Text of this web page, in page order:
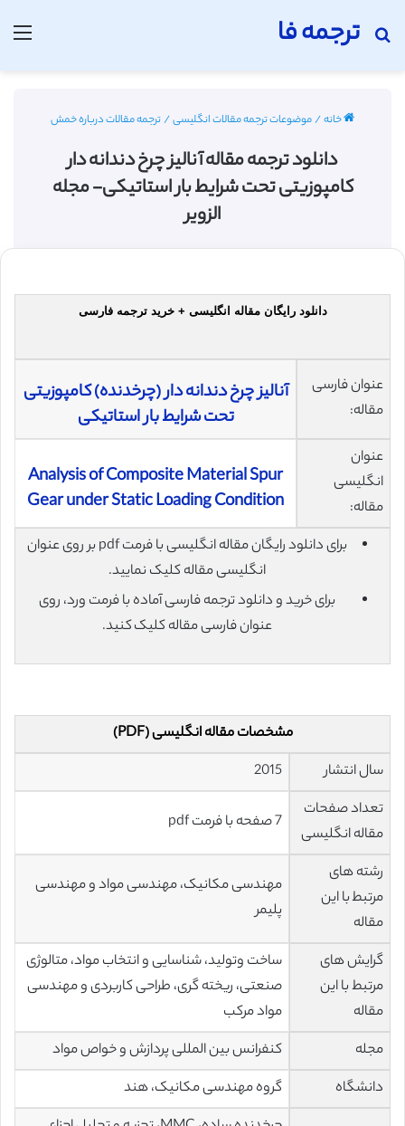
ترجمه فا
جستجو برای
خانه/موضوعات ترجمه مقالات انگلیسی/ترجمه مقالات درباره خمش
دانلود ترجمه مقاله آنالیز چرخ دندانه دار
کامپوزیتی تحت شرایط بار استاتیکی- مجله
الزویر
دانلود رایگان مقاله انگلیسی + خرید ترجمه فارسی
عنوان فارسی
مقاله:
آنالیز چرخ دندانه دار (چرخدنده) کامپوزیتی
تحت شرایط بار استاتیکی
عنوان
انگلیسی
مقاله:
Analysis of Composite Material Spur
Gear under Static Loading Condition
برای دانلود رایگان مقاله انگلیسی با فرمت pdf بر روی عنوان
انگلیسی مقاله کلیک نمایید.
برای خرید و دانلود ترجمه فارسی آماده با فرمت ورد، روی
عنوان فارسی مقاله کلیک کنید.
مشخصات مقاله انگلیسی (PDF)
سال انتشار
2015
تعداد صفحات
مقاله انگلیسی
7 صفحه با فرمت pdf
رشته های
مرتبط با این
مقاله
مهندسی مکانیک، مهندسی مواد و مهندسی
پلیمر
گرایش های
مرتبط با این
مقاله
ساخت وتولید، شناسایی و انتخاب مواد، متالوژی
صنعتی، ریخته گری، طراحی کاربردی و مهندسی
مواد مرکب
مجله
کنفرانس بین المللی پردازش و خواص مواد
دانشگاه
گروه مهندسی مکانیک، هند